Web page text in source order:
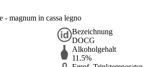
magnum in cassa legno
Bezeichnung
DOCG
Alkoholgehalt
11.5%